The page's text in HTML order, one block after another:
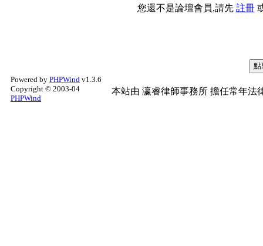
您還不是論壇會員,請先 註冊
Powered by PHPWind v1.3.6
Copyright © 2003-04
PHPWind
本站由 瀛睿律師事務所 擔任常年法